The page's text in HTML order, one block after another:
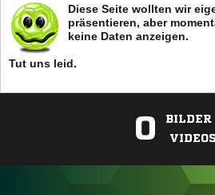
Diese Seite wollten wir
präsentieren, aber
keine Daten anzeigen.
Tut uns leid.
0
VIDEOS